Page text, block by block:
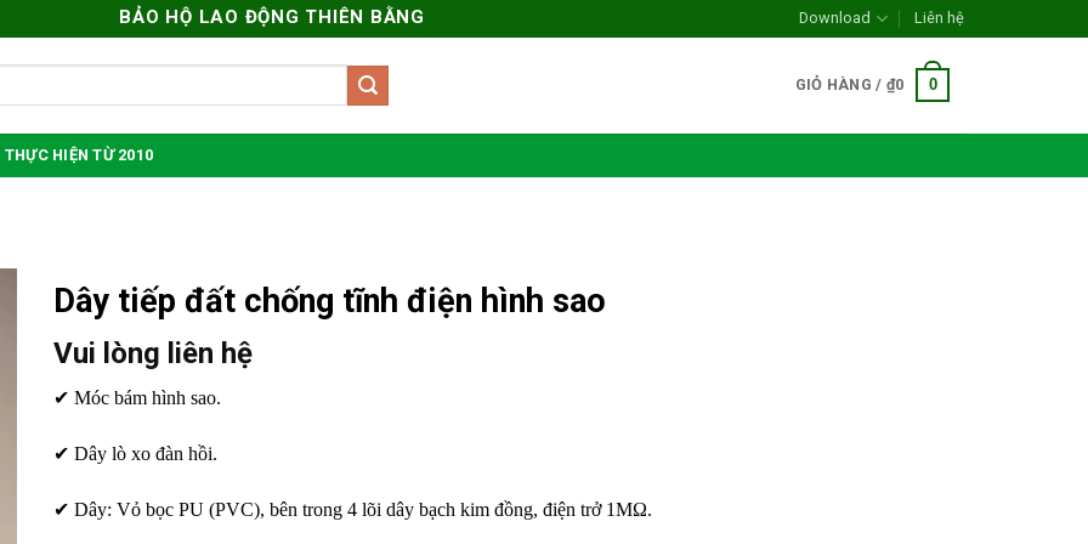
BẢO HỘ LAO ĐỘNG THIÊN BẰNG Download Liên hệ
GIỎ HÀNG / ₫0 0
THỰC HIỆN TỪ 2010
Dây tiếp đất chống tĩnh điện hình sao
Vui lòng liên hệ
✔ Móc bám hình sao.
✔ Dây lò xo đàn hồi.
✔ Dây: Vỏ bọc PU (PVC), bên trong 4 lõi dây bạch kim đồng, điện trở 1MΩ.